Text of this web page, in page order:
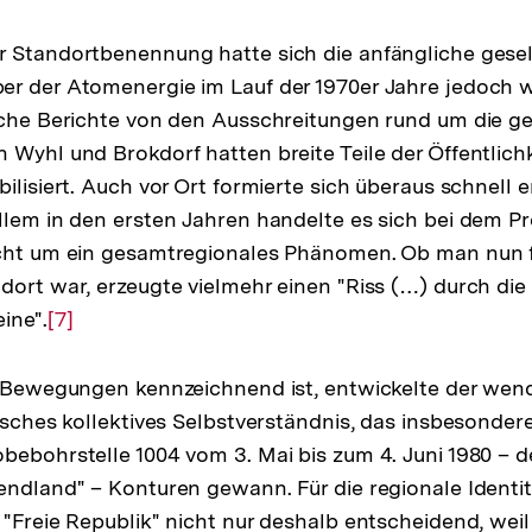
der
Fußnote
Standortbenennung hatte sich die anfängliche
der Atomenergie im Lauf der 1970er Jahre jedoch
Berichte von den Ausschreitungen rund um die
Wyhl und Brokdorf hatten breite Teile der
Auch vor Ort formierte sich überaus schnell
in den ersten Jahren handelte es sich bei dem
um ein gesamtregionales Phänomen. Ob man nun
war, erzeugte vielmehr einen "Riss (…) durch die
Zur
der
Fußnote
[7]
kennzeichnend ist, entwickelte der
kollektives Selbstverständnis, das
1004 vom 3. Mai bis zum 4. Juni 1980 –
– Konturen gewann. Für die regionale
Republik" nicht nur deshalb entscheidend,